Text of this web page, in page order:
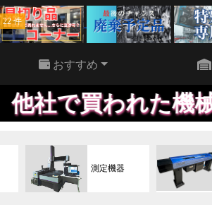
22 件
おすすめ
機械でも、遠慮
測定機器